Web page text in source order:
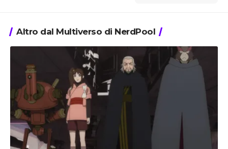
Altro dal Multiverso di NerdPool